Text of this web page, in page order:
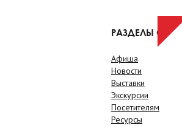
РАЗДЕЛЫ САЙТА
Афиша
Новости
Выставки
Экскурсии
Посетителям
Ресурсы